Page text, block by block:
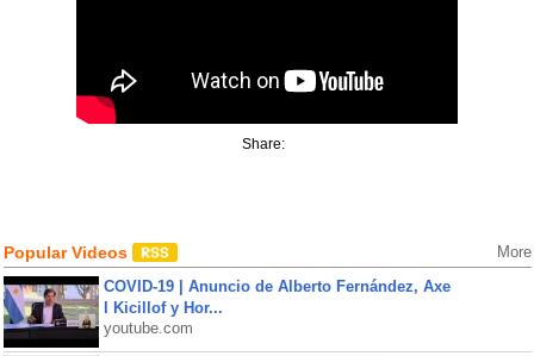
Share:
Popular Videos More
COVID-19 | Anuncio de Alberto Fernández, Axe
l Kicillof y Hor...
youtube.com